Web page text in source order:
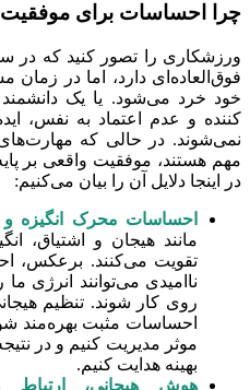
چرا احساسات برای
ورزشکاری را تصور کنید که در
فوق‌العاده‌ای دارد، اما در
خود خرد می‌شود. یا یک
کننده و عدم اعتماد به نفس،
نمی‌شوند. در حالی که
در اینجا دلایل آن را بیان می‌کنیم:
احساسات محرک انگیزه و
مانند هیجان و اشتیاق،
تقویت می‌کنند. برعکس،
ناامیدی می‌توانند انرژی ما
روی کار شوند. تنظیم
احساسات مثبت بهره‌مند
موثر مدیریت کنیم و در
بهینه هدایت کنیم.
هوش هیجانی،